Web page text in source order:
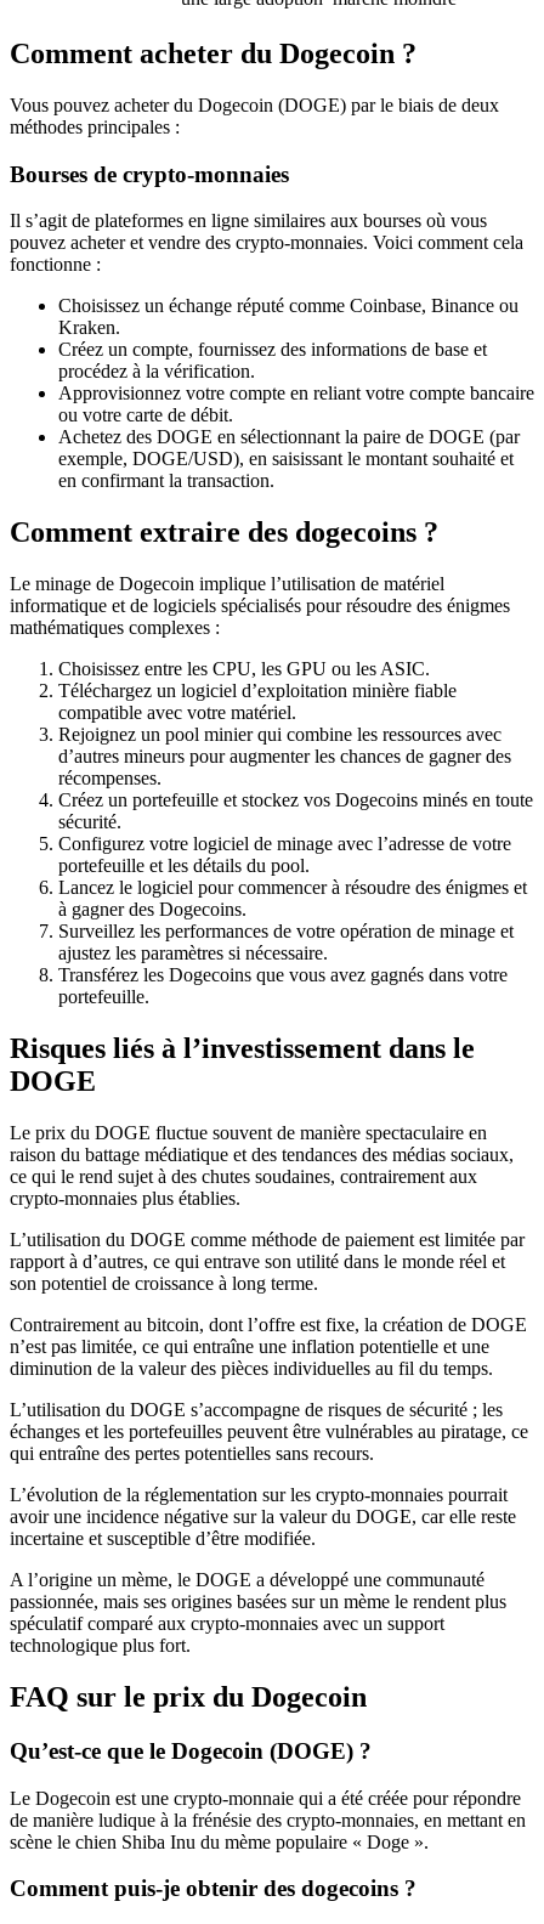
Comment acheter du Dogecoin ?
Vous pouvez acheter du Dogecoin (DOGE) par le biais de deux
méthodes principales :
Bourses de crypto-monnaies
Il s’agit de plateformes en ligne similaires aux bourses où vous
pouvez acheter et vendre des crypto-monnaies. Voici comment cela
fonctionne :
Choisissez un échange réputé comme Coinbase, Binance ou
Kraken.
Créez un compte, fournissez des informations de base et
procédez à la vérification.
Approvisionnez votre compte en reliant votre compte bancaire
ou votre carte de débit.
Achetez des DOGE en sélectionnant la paire de DOGE (par
exemple, DOGE/USD), en saisissant le montant souhaité et
en confirmant la transaction.
Comment extraire des dogecoins ?
Le minage de Dogecoin implique l’utilisation de matériel
informatique et de logiciels spécialisés pour résoudre des énigmes
mathématiques complexes :
Choisissez entre les CPU, les GPU ou les ASIC.
Téléchargez un logiciel d’exploitation minière fiable
compatible avec votre matériel.
Rejoignez un pool minier qui combine les ressources avec
d’autres mineurs pour augmenter les chances de gagner des
récompenses.
Créez un portefeuille et stockez vos Dogecoins minés en toute
sécurité.
Configurez votre logiciel de minage avec l’adresse de votre
portefeuille et les détails du pool.
Lancez le logiciel pour commencer à résoudre des énigmes et
à gagner des Dogecoins.
Surveillez les performances de votre opération de minage et
ajustez les paramètres si nécessaire.
Transférez les Dogecoins que vous avez gagnés dans votre
portefeuille.
Risques liés à l’investissement dans le
DOGE
Le prix du DOGE fluctue souvent de manière spectaculaire en
raison du battage médiatique et des tendances des médias sociaux,
ce qui le rend sujet à des chutes soudaines, contrairement aux
crypto-monnaies plus établies.
L’utilisation du DOGE comme méthode de paiement est limitée par
rapport à d’autres, ce qui entrave son utilité dans le monde réel et
son potentiel de croissance à long terme.
Contrairement au bitcoin, dont l’offre est fixe, la création de DOGE
n’est pas limitée, ce qui entraîne une inflation potentielle et une
diminution de la valeur des pièces individuelles au fil du temps.
L’utilisation du DOGE s’accompagne de risques de sécurité ; les
échanges et les portefeuilles peuvent être vulnérables au piratage, ce
qui entraîne des pertes potentielles sans recours.
L’évolution de la réglementation sur les crypto-monnaies pourrait
avoir une incidence négative sur la valeur du DOGE, car elle reste
incertaine et susceptible d’être modifiée.
A l’origine un mème, le DOGE a développé une communauté
passionnée, mais ses origines basées sur un mème le rendent plus
spéculatif comparé aux crypto-monnaies avec un support
technologique plus fort.
FAQ sur le prix du Dogecoin
Qu’est-ce que le Dogecoin (DOGE) ?
Le Dogecoin est une crypto-monnaie qui a été créée pour répondre
de manière ludique à la frénésie des crypto-monnaies, en mettant en
scène le chien Shiba Inu du mème populaire « Doge ».
Comment puis-je obtenir des dogecoins ?